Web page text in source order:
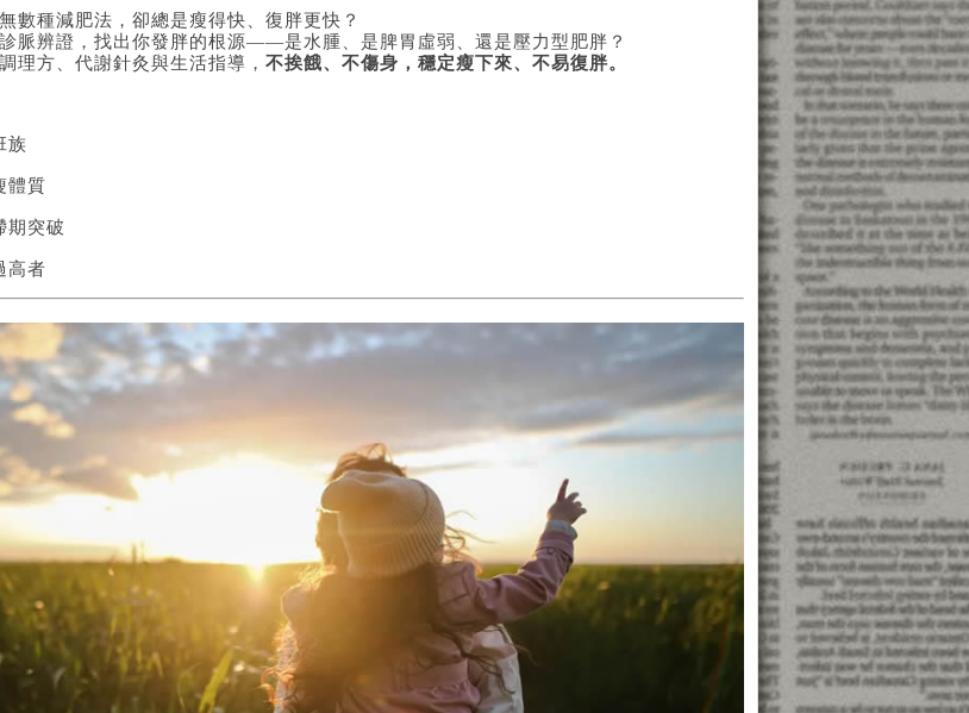
數種減肥法，卻總是瘦得快、復胖更快？
脈辨證，找出你發胖的根源——是水腫、是脾胃虛弱、還是壓力型肥胖？
理方、代謝針灸與生活指導， 不挨餓、不傷身，穩定瘦下來、不易復胖。
族
體質
期突破
高者